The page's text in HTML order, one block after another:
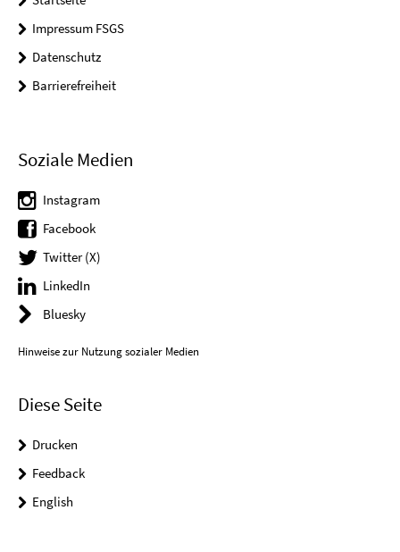
Impressum FSGS
Datenschutz
Barrierefreiheit
Soziale Medien
Instagram
Facebook
Twitter (X)
LinkedIn
Bluesky
Hinweise zur Nutzung sozialer Medien
Diese Seite
Drucken
Feedback
English